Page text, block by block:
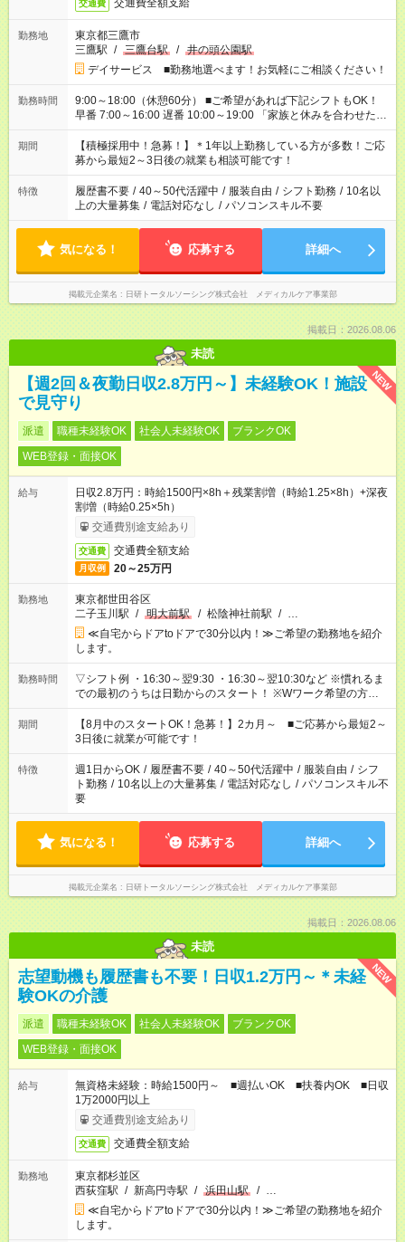
交通費 交通費全額支給
勤務地
東京都三鷹市
三鷹駅 / 三鷹台駅 / 井の頭公園駅
デイサービス ■勤務地選べます！お気軽にご相談ください！
勤務時間
9:00～18:00（休憩60分） ■ご希望があれば下記シフトもOK！
早番 7:00～16:00 遅番 10:00～19:00 「家族と休みを合わせた
い」 「余裕を持って夕飯の準備がしたい」 「できれば残業はし
たくない」 など、ご希望を教えてくださいね。 ※Wワーク希望
の方へ 今ご覧のお仕事で希望する勤務時間と、もう1つのお仕事
の勤務時間。 合計で週40時間を超える場合は応募できません。
期間
【積極採用中！急募！】＊1年以上勤務している方が多数！ご応
募から最短2～3日後の就業も相談可能です！
特徴 履歴書不要 / 40～50代活躍中 / 服装自由 / シフト勤務 / 10名以
上の大量募集 / 電話対応なし / パソコンスキル不要
気になる！ 応募する 詳細へ
掲載元企業名 日研トータルソーシング株式会社 メディカルケア事業部
掲載日：2026.08.06
未読
NEW
【週2回＆夜勤日収2.8万円～】未経験OK！施設
で見守り
派遣 職種未経験OK 社会人未経験OK
ブランクOK
WEB登録・面接OK
給与
日収2.8万円：時給1500円×8h＋残業割増（時給1.25×8h）+深夜
割増（時給0.25×5h）
交通費別途支給あり
交通費 交通費全額支給
月収例 20～25万円
勤務地
東京都世田谷区
二子玉川駅 / 明大前駅 / 松陰神社前駅 / …
≪自宅からドアtoドアで30分以内！≫ご希望の勤務地を紹介
します。
勤務時間
▽シフト例 ・16:30～翌9:30 ・16:30～翌10:30など ※慣れるま
での最初のうちは日勤からのスタート！ ※Wワーク希望の方へ
今ご覧のお仕事で希望する勤務時間と、もう1つのお仕事の勤務
時間。 合計で週40時間を超える場合は応募できません。
期間
【8月中のスタートOK！急募！】2カ月～ ■ご応募から最短2～
3日後に就業が可能です！
特徴 週1日からOK / 履歴書不要 / 40～50代活躍中 / 服装自由 / シフ
ト勤務 / 10名以上の大量募集 / 電話対応なし / パソコンスキル不
要
気になる！ 応募する 詳細へ
掲載元企業名 日研トータルソーシング株式会社 メディカルケア事業部
掲載日：2026.08.06
未読
NEW
志望動機も履歴書も不要！日収1.2万円～＊未経
験OKの介護
派遣 職種未経験OK 社会人未経験OK
ブランクOK
WEB登録・面接OK
給与
無資格未経験：時給1500円～ ■週払いOK ■扶養内OK ■日収
1万2000円以上
交通費別途支給あり
交通費 交通費全額支給
勤務地
東京都杉並区
西荻窪駅 / 新高円寺駅 / 浜田山駅 / …
≪自宅からドアtoドアで30分以内！≫ご希望の勤務地を紹介
します。